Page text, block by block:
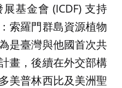
基金會 (ICDF) 支持
索羅門群島資源植物
是臺灣與他國首次共
畫，後續在外交部構
美普林西比及美洲聖